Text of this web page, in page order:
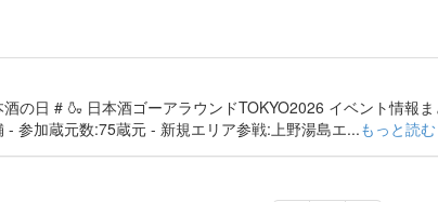
の日 # 🍶 日本酒ゴーアラウンドTOKYO2026 イベント情報
- 参加蔵元数:75蔵元 - 新規エリア参戦:上野湯島エ...もっと読む